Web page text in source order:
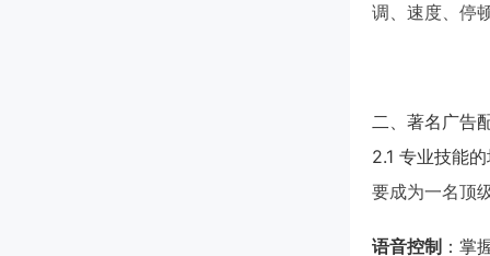
调、速度、停
二、著名广告
2.1 专业技能
要成为一名顶
语音控制 ：掌